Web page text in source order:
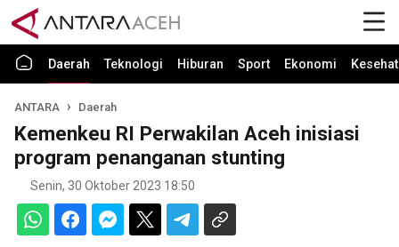
Daerah Teknologi Hiburan Sport Ekonomi
ANTARA Daerah
Kemenkeu RI Perwakilan Aceh inisiasi
program penanganan stunting
Senin, 30 Oktober 2023 18:50